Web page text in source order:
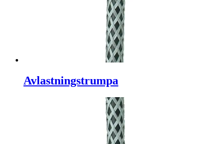
Avlastningstrumpa